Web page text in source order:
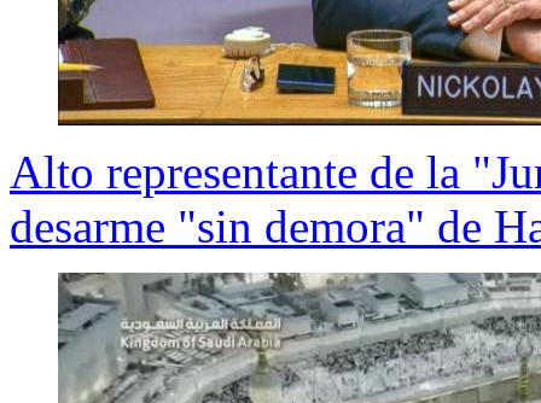
Alto representante de la
desarme "sin demora" de